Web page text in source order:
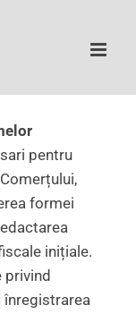
pentru
formei
inițiale.
privind